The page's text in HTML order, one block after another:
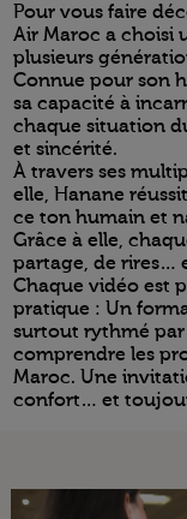
Pour vous faire
Air Maroc a choisi
plusieurs
Connue pour son
sa capacité à
chaque situation
et sincérité.
À travers ses
elle, Hanane
ce ton humain et
Grâce à elle,
partage, de rires…
Chaque vidéo est
pratique : Un
surtout rythmé par
comprendre les
Maroc. Une
confort… et